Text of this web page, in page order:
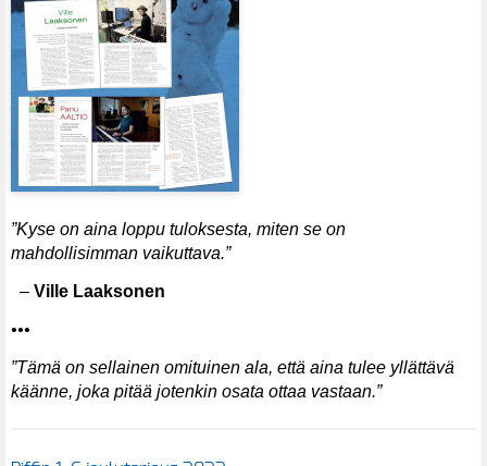
”Kyse on aina loppu­ tuloksesta, miten se on
mahdollisimman vaikuttava.”
– Ville Laaksonen
•••
”Tämä on sellainen omituinen ala, että aina tulee yllättävä
käänne, joka pitää jotenkin osata ottaa vastaan.”